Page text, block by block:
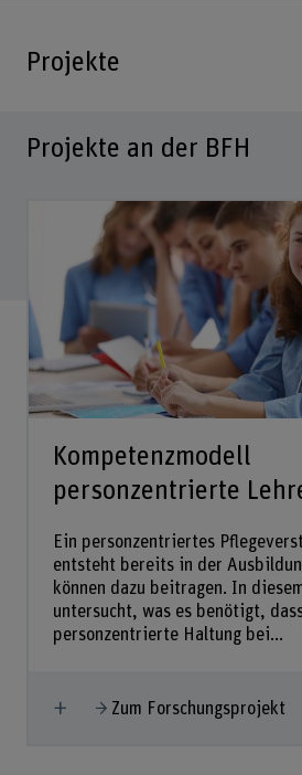
Projekte
Projekte an der BFH
Kompetenzmodell
personzentrierte
Ein personzentriertes
entsteht bereits in der
können dazu beitragen. In
untersucht, was es benötigt,
personzentrierte Haltung bei...
Mehr anzeigen
Zum Forschungsprojekt